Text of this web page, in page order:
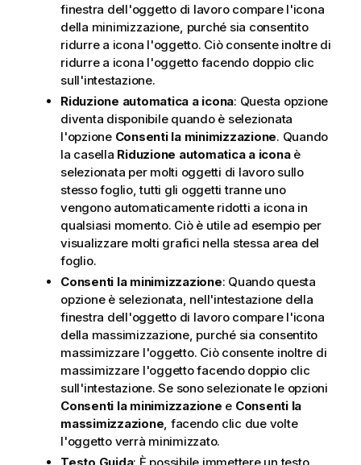
finestra dell'oggetto di lavoro compare l'icona
della minimizzazione, purché sia consentito
ridurre a icona l'oggetto. Ciò consente inoltre di
ridurre a icona l'oggetto facendo doppio clic
sull'intestazione.
Riduzione automatica a icona: Questa opzione
diventa disponibile quando è selezionata
l'opzione Consenti la minimizzazione. Quando
la casella Riduzione automatica a iconaè
selezionata per molti oggetti di lavoro sullo
stesso foglio, tutti gli oggetti tranne uno
vengono automaticamente ridotti a icona in
qualsiasi momento. Ciò è utile ad esempio per
visualizzare molti grafici nella stessa area del
foglio.
Consenti la minimizzazione: Quando questa
opzione è selezionata, nell'intestazione della
finestra dell'oggetto di lavoro compare l'icona
della massimizzazione, purché sia consentito
massimizzare l'oggetto. Ciò consente inoltre di
massimizzare l'oggetto facendo doppio clic
sull'intestazione. Se sono selezionate le opzioni
Consenti la minimizzazione e Consenti la
massimizzazione , facendo clic due volte
l'oggetto verrà minimizzato.
Testo Guida: È possibile immettere un testo